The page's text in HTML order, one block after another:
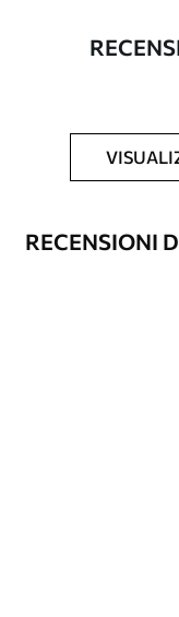
Pulizia
RECENSIONI